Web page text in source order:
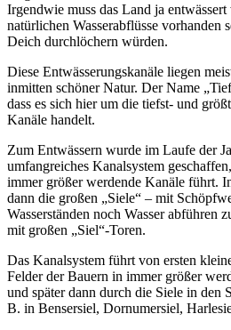
Irgendwie muss das Land ja
natürlichen Wasserabflüsse vorhanden
Deich durchlöchern würden.
Diese Entwässerungskanäle liegen
inmitten schöner Natur. Der Name
dass es sich hier um die tiefst- und
Kanäle handelt.
Zum Entwässern wurde im Laufe der
umfangreiches Kanalsystem
immer größer werdende Kanäle führt.
dann die großen „Siele“ – mit
Wasserständen noch Wasser abführen
mit großen „Siel“-Toren.
Das Kanalsystem führt von ersten
Felder der Bauern in immer größer
und später dann durch die Siele in den
B. in Bensersiel, Dornumersiel,